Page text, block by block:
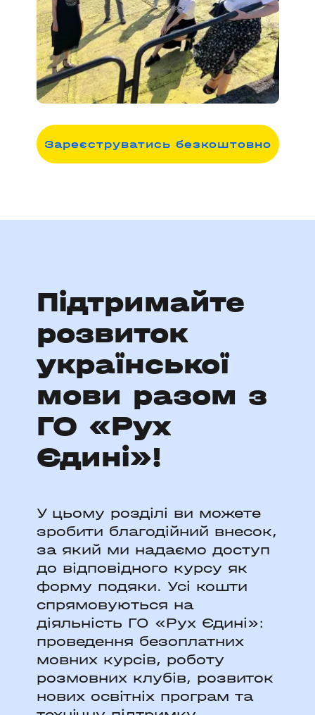
Зареєструватись безкоштовно
Підтримайте
розвиток
української
мови разом з
ГО «Рух
Єдині»!
У цьому розділі ви можете
зробити благодійний внесок,
за який ми надаємо доступ
до відповідного курсу як
форму подяки. Усі кошти
спрямовуються на
діяльність ГО «Рух Єдині»:
проведення безоплатних
мовних курсів, роботу
розмовних клубів, розвиток
нових освітніх програм та